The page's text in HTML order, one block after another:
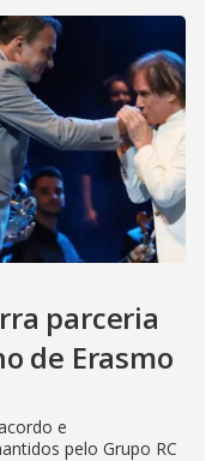
parceria
de Erasmo
e
pelo Grupo RC